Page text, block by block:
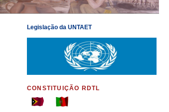
Legislação da UNTAET
CONSTITUIÇÃO RDTL